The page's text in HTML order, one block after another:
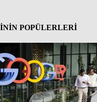
POPÜLERLERİ